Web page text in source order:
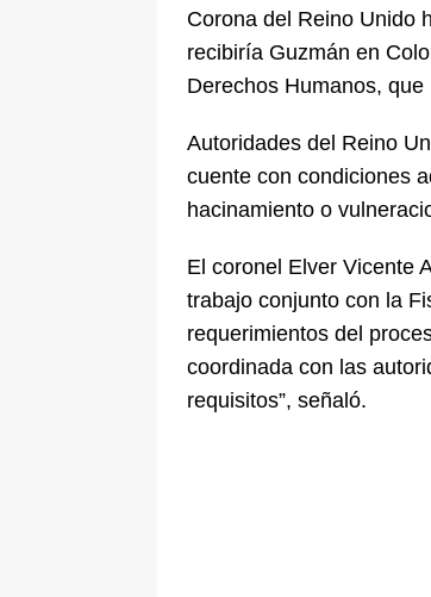
Corona del Reino Unido
recibiría Guzmán en
Derechos Humanos,
Autoridades del Reino
cuente con condiciones
hacinamiento o
El coronel Elver Vicente
trabajo conjunto con la
requerimientos del
coordinada con las
requisitos”, señaló.